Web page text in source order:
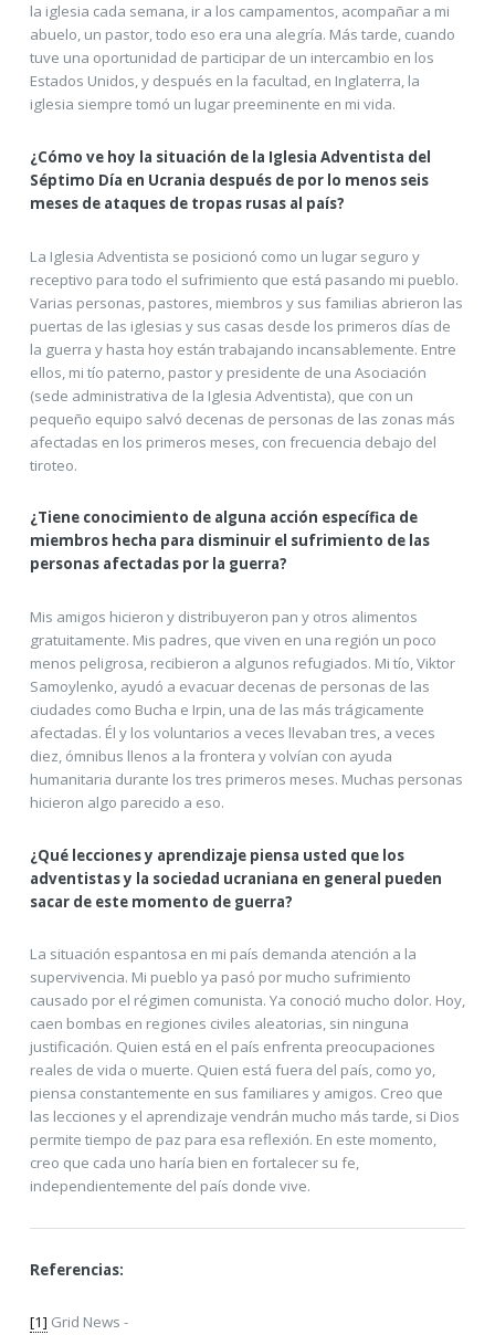
la iglesia cada semana, ir a los campamentos, acompañar a mi
abuelo, un pastor, todo eso era una alegría. Más tarde, cuando
tuve una oportunidad de participar de un intercambio en los
Estados Unidos, y después en la facultad, en Inglaterra, la
iglesia siempre tomó un lugar preeminente en mi vida.
¿Cómo ve hoy la situación de la Iglesia Adventista del
Séptimo Día en Ucrania después de por lo menos seis
meses de ataques de tropas rusas al país?
La Iglesia Adventista se posicionó como un lugar seguro y
receptivo para todo el sufrimiento que está pasando mi pueblo.
Varias personas, pastores, miembros y sus familias abrieron las
puertas de las iglesias y sus casas desde los primeros días de
la guerra y hasta hoy están trabajando incansablemente. Entre
ellos, mi tío paterno, pastor y presidente de una Asociación
(sede administrativa de la Iglesia Adventista), que con un
pequeño equipo salvó decenas de personas de las zonas más
afectadas en los primeros meses, con frecuencia debajo del
tiroteo.
¿Tiene conocimiento de alguna acción específica de
miembros hecha para disminuir el sufrimiento de las
personas afectadas por la guerra?
Mis amigos hicieron y distribuyeron pan y otros alimentos
gratuitamente. Mis padres, que viven en una región un poco
menos peligrosa, recibieron a algunos refugiados. Mi tío, Viktor
Samoylenko, ayudó a evacuar decenas de personas de las
ciudades como Bucha e Irpin, una de las más trágicamente
afectadas. Él y los voluntarios a veces llevaban tres, a veces
diez, ómnibus llenos a la frontera y volvían con ayuda
humanitaria durante los tres primeros meses. Muchas personas
hicieron algo parecido a eso.
¿Qué lecciones y aprendizaje piensa usted que los
adventistas y la sociedad ucraniana en general pueden
sacar de este momento de guerra?
La situación espantosa en mi país demanda atención a la
supervivencia. Mi pueblo ya pasó por mucho sufrimiento
causado por el régimen comunista. Ya conoció mucho dolor. Hoy,
caen bombas en regiones civiles aleatorias, sin ninguna
justificación. Quien está en el país enfrenta preocupaciones
reales de vida o muerte. Quien está fuera del país, como yo,
piensa constantemente en sus familiares y amigos. Creo que
las lecciones y el aprendizaje vendrán mucho más tarde, si Dios
permite tiempo de paz para esa reflexión. En este momento,
creo que cada uno haría bien en fortalecer su fe,
independientemente del país donde vive.
Referencias:
[1] Grid News -